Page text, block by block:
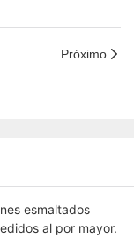
Próximo
esmaltados
al por mayor.